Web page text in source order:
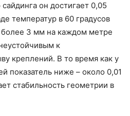
он достигает 0,05
температур в 60 градусов
3 мм на каждом метре
к
креплений. В то время как у
показатель ниже – около 0,01
стабильность геометрии в